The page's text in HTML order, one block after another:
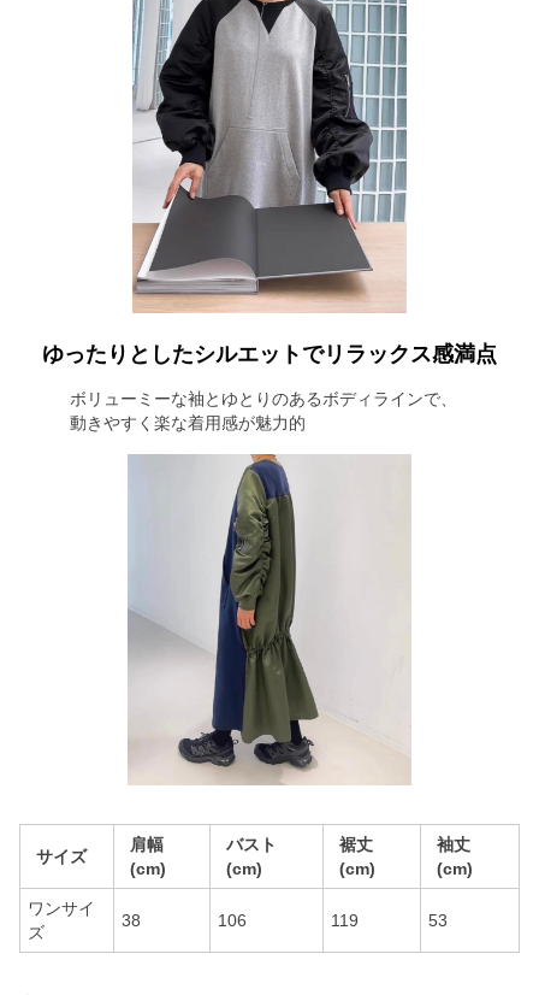
ゆったりとしたシルエットでリラックス感満点
ボリューミーな袖とゆとりのあるボディラインで、
動きやすく楽な着用感が魅力的
サイズ
肩幅
(cm)
バスト
(cm)
裾丈
(cm)
袖丈
(cm)
ワンサイ
ズ
38 106 119 53